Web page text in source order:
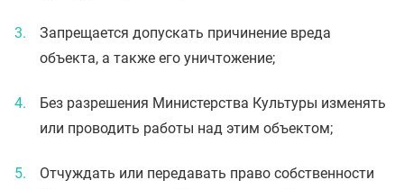
Запрещается допускать причинение вреда
объекта, а также его уничтожение;
Без разрешения Министерства Культуры изменять
или проводить работы над этим объектом;
Отчуждать или передавать право собственности